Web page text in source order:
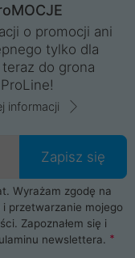
Kalisz, Bytom,
Działamy
Posiadamy siedzibę
kraju. Cała
jest
albo laptopa w
komputerowe
główne, pamięci,
pomogą Ci wybrać
do komputera.
na rynku
Apple, Samsung i
o promocji ani
tylko dla
do grona
informacji
Zapisz się
Wyrażam zgodę na
przetwarzanie mojego
Zapoznałem się i
newslettera.